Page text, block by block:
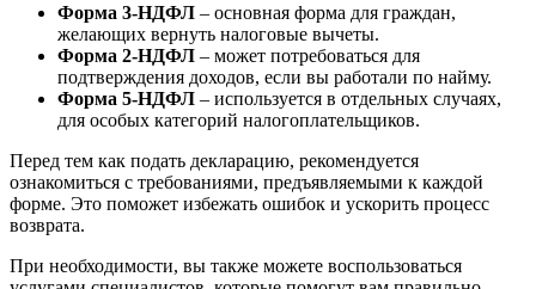
Форма 3-НДФЛ – основная форма для граждан,
желающих вернуть налоговые вычеты.
Форма 2-НДФЛ – может потребоваться для
подтверждения доходов, если вы работали по найму.
Форма 5-НДФЛ – используется в отдельных случаях,
для особых категорий налогоплательщиков.
Перед тем как подать декларацию, рекомендуется
ознакомиться с требованиями, предъявляемыми к каждой
форме. Это поможет избежать ошибок и ускорить процесс
возврата.
При необходимости, вы также можете воспользоваться